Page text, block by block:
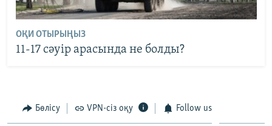
ОҚИ ОТЫРЫҢЫЗ
11-17 сәуір арасында не болды?
Бөлісу VPN-сіз оқу Follow us